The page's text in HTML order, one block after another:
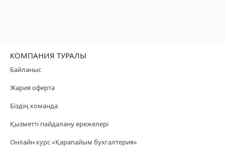
КОМПАНИЯ ТУРАЛЫ
Байланыс
Жария оферта
Біздің команда
Қызметті пайдалану ережелері
Онлайн курс «Қарапайым бухгалтерия»